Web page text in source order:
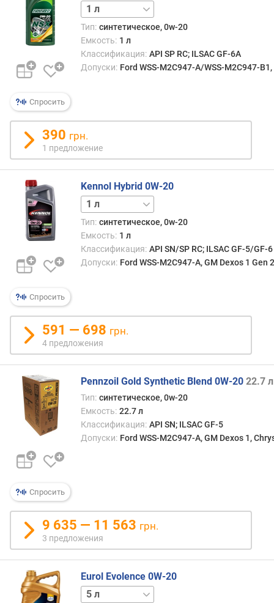
Спросить
4 л
Тип: синтетическое, 0w-20
Емкость: 1 л
Классификация: API SP RC; ILSAC GF-6A
Допуски: Ford WSS-M2C947-A/WSS-M2C947-
390 грн.
1 предложение
Спросить
Kennol Hybrid 0W-20
4 л 5 л
Тип: синтетическое, 0w-20
Емкость: 1 л
Классификация: API SN/SP RC; ILSAC GF-5/GF-6
Допуски: Ford WSS-M2C947-A, GM Dexos 1 Gen
591 — 698 грн.
4 предложения
Спросить
Pennzoil Gold Synthetic Blend 0W-20 22.7 л
Тип: синтетическое, 0w-20
Емкость: 22.7 л
Классификация: API SN; ILSAC GF-5
Допуски: Ford WSS-M2C947-A, GM Dexos 1,
9 635 — 11 563 грн.
3 предложения
Eurol Evolence 0W-20
1 л